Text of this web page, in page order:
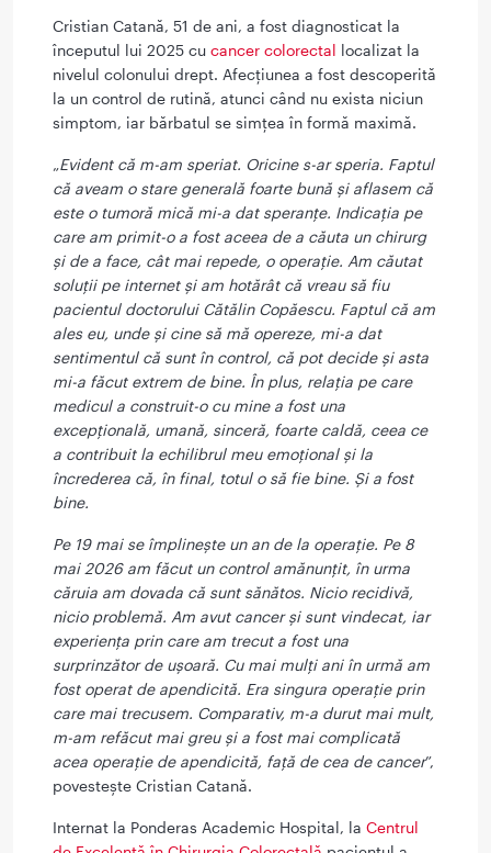
Cristian Catană, 51 de ani, a fost diagnosticat la
începutul lui 2025 cu cancer colorectal localizat la
nivelul colonului drept. Afecțiunea a fost descoperită
la un control de rutină, atunci când nu exista niciun
simptom, iar bărbatul se simțea în formă maximă.
„Evident că m-am speriat. Oricine s-ar speria. Faptul
că aveam o stare generală foarte bună și aflasem că
este o tumoră mică mi-a dat speranțe. Indicația pe
care am primit-o a fost aceea de a căuta un chirurg
și de a face, cât mai repede, o operație. Am căutat
soluții pe internet și am hotărât că vreau să fiu
pacientul doctorului Cătălin Copăescu. Faptul că am
ales eu, unde și cine să mă opereze, mi-a dat
sentimentul că sunt în control, că pot decide și asta
mi-a făcut extrem de bine. În plus, relația pe care
medicul a construit-o cu mine a fost una
excepțională, umană, sinceră, foarte caldă, ceea ce
a contribuit la echilibrul meu emoțional și la
încrederea că, în final, totul o să fie bine. Și a fost
bine.
Pe 19 mai se împlinește un an de la operație. Pe 8
mai 2026 am făcut un control amănunțit, în urma
căruia am dovada că sunt sănătos. Nicio recidivă,
nicio problemă. Am avut cancer și sunt vindecat, iar
experiența prin care am trecut a fost una
surprinzător de ușoară. Cu mai mulți ani în urmă am
fost operat de apendicită. Era singura operație prin
care mai trecusem. Comparativ, m-a durut mai mult,
m-am refăcut mai greu și a fost mai complicată
acea operație de apendicită, față de cea de cancer”,
povestește Cristian Catană.
Internat la Ponderas Academic Hospital, la Centrul